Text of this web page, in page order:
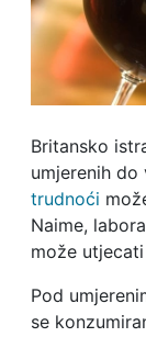
Britansko
umjerenih
trudnoći
Naime,
može
Pod
se